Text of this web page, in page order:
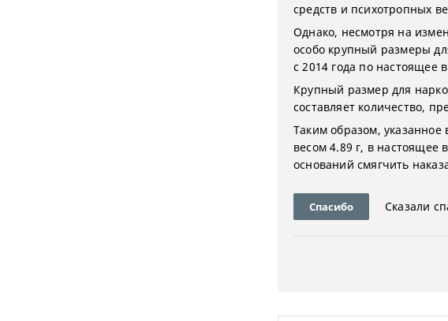
средств и психотропных
Однако, несмотря на
особо крупный размеры
с 2014 года по настоящее
Крупный размер для
составляет количество,
Таким образом, указанное
весом 4.89 г, в настоящее
оснований смягчить
Спасибо Сказали